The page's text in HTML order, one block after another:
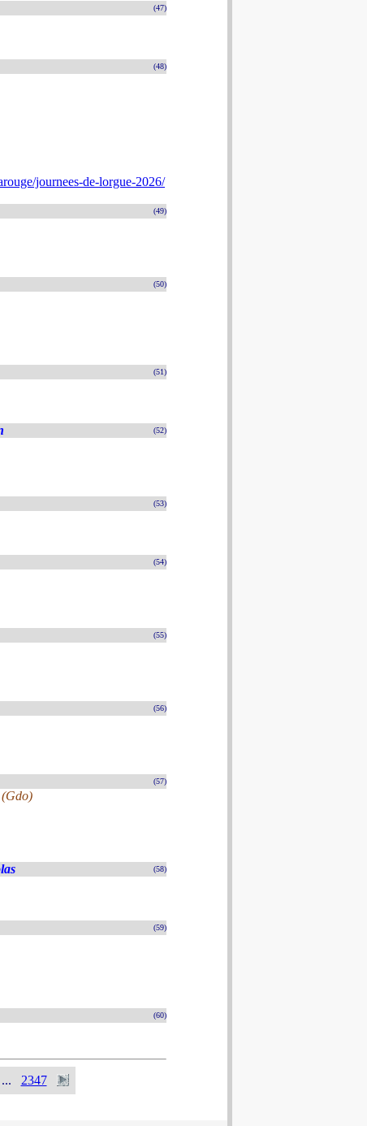
(47)
(48)
journees-de-lorgue-2026/
(49)
(50)
(51)
(52)
(53)
(54)
(55)
(56)
(57)
(Gdo)
(58)
(59)
(60)
... 2347